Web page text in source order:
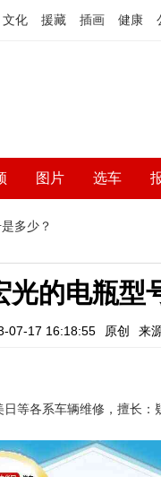
文化 援藏 插画 健康
图片 选车
多少？
光的电瓶型
07-17 16:18:55 原创 来